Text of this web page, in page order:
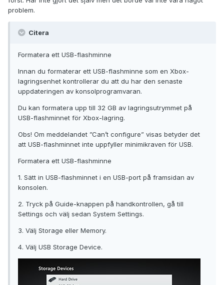
problem.
Citera
Formatera ett USB-flashminne
Innan du formaterar ett USB-flashminne som en Xbox-
lagringsenhet kontrollerar du att du har den senaste
uppdateringen av konsolprogramvaran.
Du kan formatera upp till 32 GB av lagringsutrymmet på
USB-flashminnet för Xbox-lagring.
Obs! Om meddelandet ”Can’t configure” visas betyder det
att USB-flashminnet inte uppfyller minimikraven för USB.
Formatera ett USB-flashminne
1. Sätt in USB-flashminnet i en USB-port på framsidan av
konsolen.
2. Tryck på Guide-knappen på handkontrollen, gå till
Settings och välj sedan System Settings.
3. Välj Storage eller Memory.
4. Välj USB Storage Device.